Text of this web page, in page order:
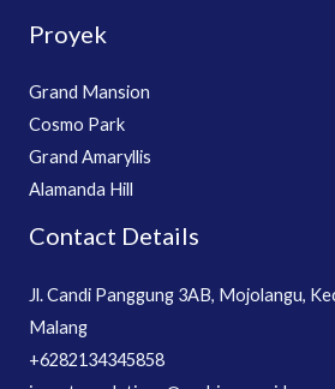
Proyek
Grand Mansion
Cosmo Park
Grand Amaryllis
Alamanda Hill
Contact Details
Jl. Candi Panggung 3AB, Mojolangu,
Malang
+6282134345858